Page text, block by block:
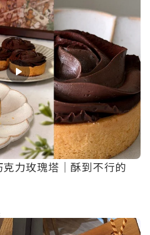
力玫瑰塔｜酥到不行的